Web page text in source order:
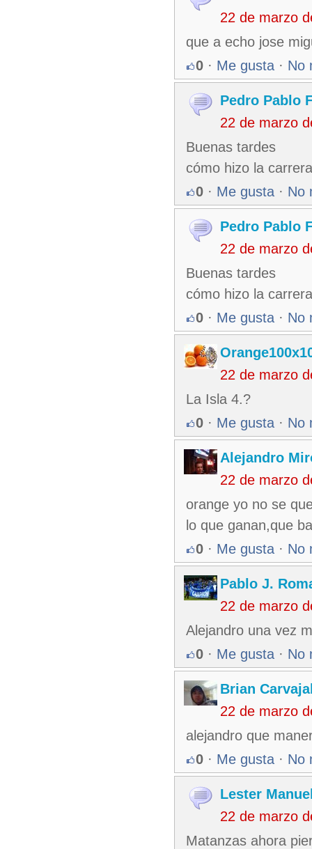
22 de marzo
que a echo jose
0 · Me gusta · No
Pedro Pablo
22 de marzo
Buenas tardes
cómo hizo la
0 · Me gusta · No
Pedro Pablo
22 de marzo
Buenas tardes
cómo hizo la
0 · Me gusta · No
22 de marzo
La Isla 4.?
0 · Me gusta · No
Alejandro
22 de marzo
orange yo no se
lo que ganan,que
0 · Me gusta · No
Pablo J.
22 de marzo
Alejandro una vez
0 · Me gusta · No
Brian
22 de marzo
alejandro que
0 · Me gusta · No
Lester
22 de marzo
Matanzas ahora